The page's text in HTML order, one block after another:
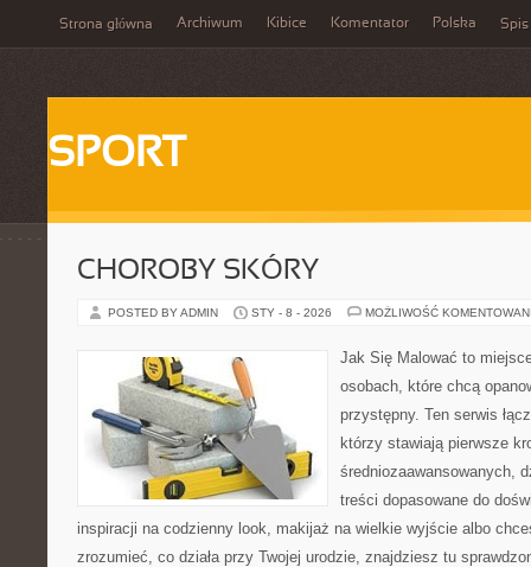
Strona główna Archiwum Kibice Komentator Polska Spis
SPORT
CHOROBY SKÓRY
POSTED BY ADMIN STY - 8 - 2026 MOŻLIWOŚĆ
Jak Się Malować to
osobach, które chcą
przystępny. Ten serwis
którzy stawiają pierwsze
średniozaawansowanych,
treści dopasowane do
inspiracji na codzienny look, makijaż na wielkie wyjście albo
zrozumieć, co działa przy Twojej urodzie, znajdziesz tu